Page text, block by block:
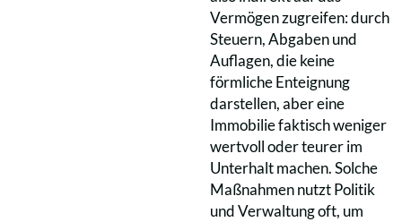
Vermögen zugreifen: durch
Steuern, Abgaben und
Auflagen, die keine
förmliche Enteignung
darstellen, aber eine
Immobilie faktisch weniger
wertvoll oder teurer im
Unterhalt machen. Solche
Maßnahmen nutzt Politik
und Verwaltung oft, um